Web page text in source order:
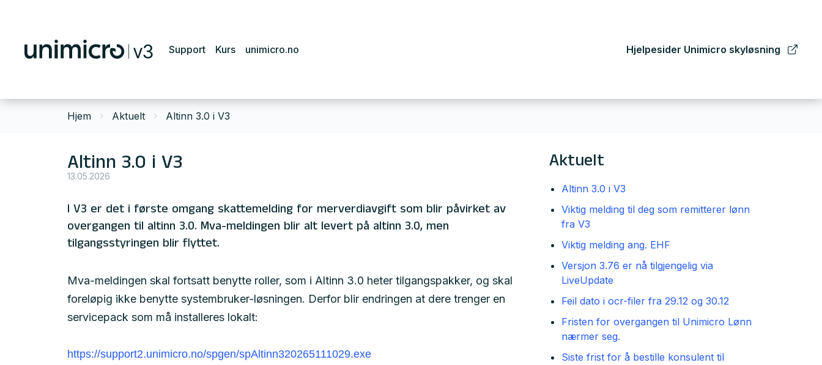
Support Kurs unimicro.no Hjelpesider Unimicro skyløsning
Hjem Aktuelt Altinn 3.0 i V3
Aktuelt
Altinn 3.0 i V3
Viktig melding til deg som remitterer lønn
fra V3
Viktig melding ang. EHF
Versjon 3.76 er nå tilgjengelig via
LiveUpdate
Feil dato i ocr-filer fra 29.12 og 30.12
Fristen for overgangen til Unimicro Lønn
nærmer seg.
Siste frist for å bestille konsulent til
Altinn 3.0 i V3
13.05.2026
I V3 er det i første omgang skattemelding for merverdiavgift som blir påvirket av
overgangen til altinn 3.0. Mva-meldingen blir alt levert på altinn 3.0, men
tilgangsstyringen blir flyttet.
Mva-meldingen skal fortsatt benytte roller, som i Altinn 3.0 heter tilgangspakker, og skal
foreløpig ikke benytte systembruker-løsningen. Derfor blir endringen at dere trenger en
servicepack som må installeres lokalt:
https://support2.unimicro.no/spgen/spAltinn320265111029.exe